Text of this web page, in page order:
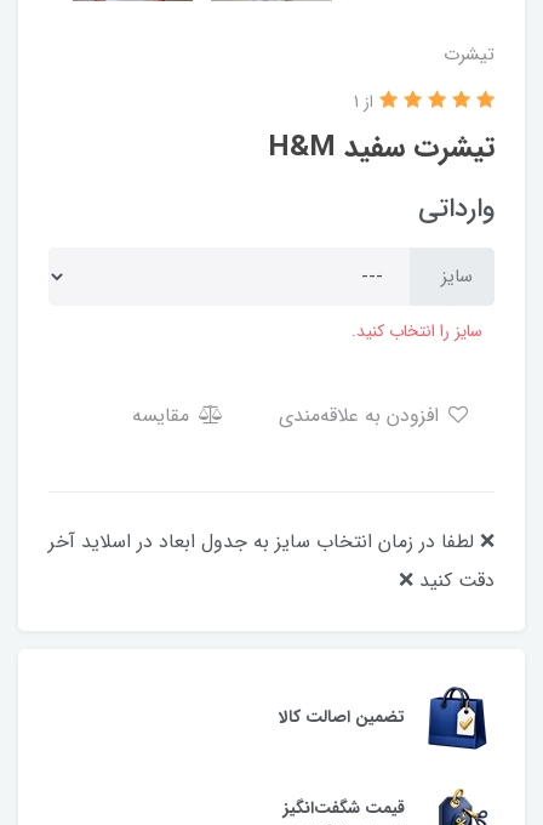
تیشرت
تیشرت سفید H&M
از 1
وارداتی
سایز
سایز را انتخاب کنید.
مقایسه
❌ لطفا در زمان انتخاب سایز به جدول ابعاد در اسلاید آخر
دقت کنید ❌
تضمین اصالت کالا
قیمت شگفت‌انگیز